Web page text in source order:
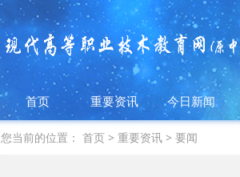
首页 重要资讯 今日新闻
您当前的位置：首页 >重要资讯 >要闻